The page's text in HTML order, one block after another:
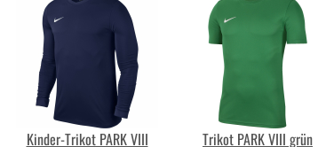
Kinder-Trikot PARK VIII
Trikot PARK VIII grün